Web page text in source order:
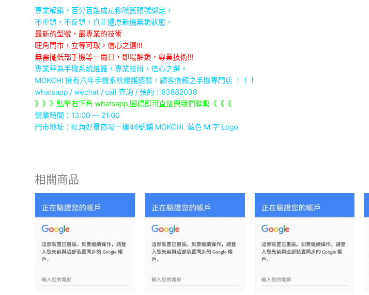
專業解鎖，百分百能成功移除舊賬號綁定，
不重鎖，不反鎖，真正還原新機無鎖狀態。
最新的型號，最專業的技術
旺角門市，立等可取，信心之選!!!
無需擺低部手機等一兩日，即場解鎖，專業技術!!!
專業華為手機系統維護，專業技術，信心之選。
MOKCHI 擁有六年手機系統維護經驗，顧客信賴之手機專門店 ！！！
whatsapp / wechat / call 查詢 / 預約：63882038
》》》點擊右下角 whatsapp 圖標即可直接與我們聯繫《《《
營業時間：13:00 — 21:00
門市地址： 旺角好景商場一樓46號鋪 MOKCHI 藍色 M 字 Logo
相關商品